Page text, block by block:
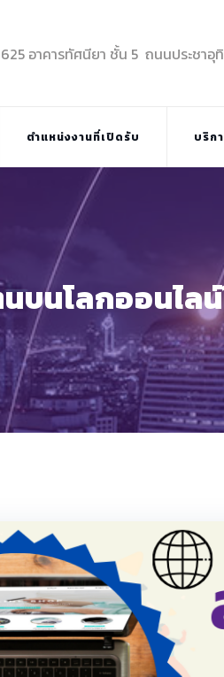
625 อาคารทัศนียา ชั้น 5 ถนนประชาอุ
ตำแหน่งงานที่เปิดรับ บริก
บนโลกออนไลน์